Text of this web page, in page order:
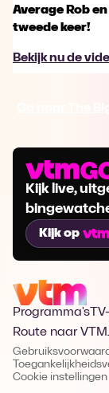
Average Rob
tweede keer!
Bekijk nu de
Kijk live,
Kijk op
Programma's
Route naar VTM
Cookie instellingen